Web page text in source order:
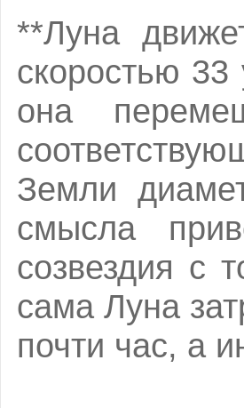
**Луна
скоростью 33
она
Земли
смысла
созвездия с
сама Луна
почти час, а